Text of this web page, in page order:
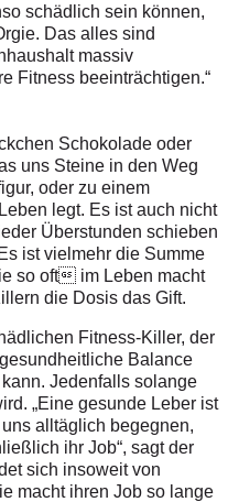
schädlich sein können,
Das alles sind
massiv
Fitness beeinträchtigen.“
Schokolade oder
uns Steine in den Weg
oder zu einem
legt. Es ist auch nicht
Überstunden schieben
ist vielmehr die Summe
so oft im Leben macht
die Dosis das Gift.
Fitness-Killer, der
Balance
Jedenfalls solange
„Eine gesunde Leber ist
alltäglich begegnen,
ihr Job“, sagt der
sich insoweit von
macht ihren Job so lange